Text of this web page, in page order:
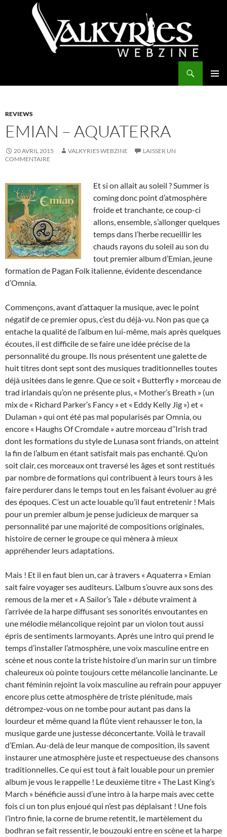
REVIEWS
EMIAN – AQUATERRA
20 AVRIL 2015 VALKYRIES WEBZINE
LAISSER UN
COMMENTAIRE
Et si on allait au soleil ? Summer is
coming donc point d’atmosphère
froide et tranchante, ce coup-ci
allons, ensemble, s’allonger quelques
temps dans l’herbe recueillir les
chauds rayons du soleil au son du
tout premier album d’Emian, jeune
formation de Pagan Folk italienne, évidente descendance
d’Omnia.
Commençons, avant d’attaquer la musique, avec le point
négatif de ce premier opus, c’est du déjà-vu. Non pas que ça
entache la qualité de l’album en lui-même, mais après quelques
écoutes, il est difficile de se faire une idée précise de la
personnalité du groupe. Ils nous présentent une galette de
huit titres dont sept sont des musiques traditionnelles toutes
déjà usitées dans le genre. Que ce soit « Butterfly » morceau de
trad irlandais qu’on ne présente plus, « Mother’s Breath » (un
mix de « Richard Parker’s Fancy » et « Eddy Kelly Jig ») et «
Dulaman » qui ont été pas mal popularisés par Omnia, ou
encore « Haughs Of Cromdale » autre morceau d’’Irish trad
dont les formations du style de Lunasa sont friands, on atteint
la fin de l’album en étant satisfait mais pas enchanté. Qu’on
soit clair, ces morceaux ont traversé les âges et sont restitués
par nombre de formations qui contribuent à leurs tours à les
faire perdurer dans le temps tout en les faisant évoluer au gré
des époques. C’est un acte louable qu’il faut entretenir ! Mais
pour un premier album je pense judicieux de marquer sa
personnalité par une majorité de compositions originales,
histoire de cerner le groupe ce qui mènera à mieux
appréhender leurs adaptations.
Mais ! Et il en faut bien un, car à travers « Aquaterra » Emian
sait faire voyager ses auditeurs. L’album s’ouvre aux sons des
remous de la mer et « A Sailor’s Tale » débute vraiment à
l’arrivée de la harpe diffusant ses sonorités envoutantes en
une mélodie mélancolique rejoint par un violon tout aussi
épris de sentiments larmoyants. Après une intro qui prend le
temps d’installer l’atmosphère, une voix masculine entre en
scène et nous conte la triste histoire d’un marin sur un timbre
chaleureux où pointe toujours cette mélancolie lancinante. Le
chant féminin rejoint la voix masculine au refrain pour appuyer
encore plus cette atmosphère de triste plénitude, mais
détrompez-vous on ne tombe pour autant pas dans la
lourdeur et même quand la flûte vient rehausser le ton, la
musique garde une justesse déconcertante. Voilà le travail
d’Emian. Au-delà de leur manque de composition, ils savent
instaurer une atmosphère juste et respectueuse des chansons
traditionnelles. Ce qui est tout à fait louable pour un premier
album je vous le rappelle ! Le deuxième titre « The Last King’s
March » bénéficie aussi d’une intro à la harpe mais avec cette
fois ci un ton plus enjoué qui n’est pas déplaisant ! Une fois
l’intro finie, la corne de brume retentit, le martèlement du
bodhran se fait ressentir, le bouzouki entre en scène et la harpe